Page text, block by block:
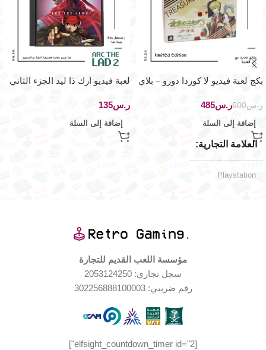
بكج لعبة فيديو لا كوردا دورو – بلاي
ر.س600ر.س485
إضافة إلى السلة
العلامة التجارية
Playstation
جديد (مخزّن)
لعبة فيديو ارك ذا ليد الجزء الثاني
ر.س
إضافة إلى السلة
مؤسسة اللعب القديم للتجارة
سجل تجاري: 2053124250
رقم ضريبي: 302256888100003
[elfsight_countdown_timer id="2"]